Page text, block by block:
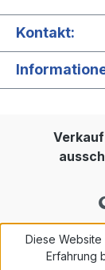
Kontakt:
Diese
Erfahrung